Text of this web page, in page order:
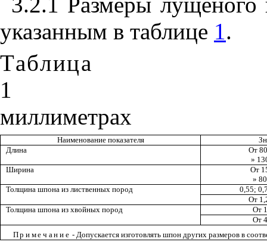
указанным в таблице 1.
Таблица
1
миллиметрах
Наименование показателя
Длина
От
»
Ширина
От
»
Толщина шпона из лиственных пород
0,55;
От
Толщина шпона из хвойных пород
От
От
Примечание - Допускается изготовлять шпон других размеров в